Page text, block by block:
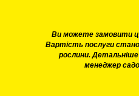
Ви можете замовити
Вартість послуги
рослини.
менеджер